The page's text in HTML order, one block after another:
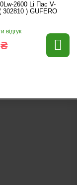
2600 Li Пас V-
302810 ) GUFERO
відгук